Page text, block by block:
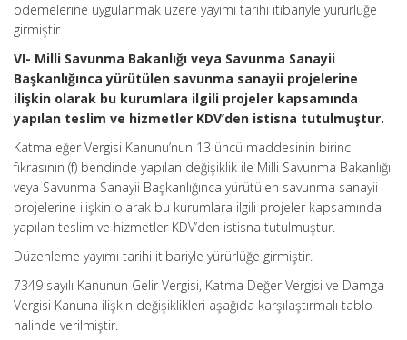
ödemelerine uygulanmak üzere yayımı tarihi itibariyle yürürlüğe
girmiştir.
VI- Milli Savunma Bakanlığı veya Savunma Sanayii
Başkanlığınca yürütülen savunma sanayii projelerine
ilişkin olarak bu kurumlara ilgili projeler kapsamında
yapılan teslim ve hizmetler KDV’den istisna tutulmuştur.
Katma eğer Vergisi Kanunu’nun 13 üncü maddesinin birinci
fıkrasının (f) bendinde yapılan değişiklik ile Milli Savunma Bakanlığı
veya Savunma Sanayii Başkanlığınca yürütülen savunma sanayii
projelerine ilişkin olarak bu kurumlara ilgili projeler kapsamında
yapılan teslim ve hizmetler KDV’den istisna tutulmuştur.
Düzenleme yayımı tarihi itibariyle yürürlüğe girmiştir.
7349 sayılı Kanunun Gelir Vergisi, Katma Değer Vergisi ve Damga
Vergisi Kanuna ilişkin değişiklikleri aşağıda karşılaştırmalı tablo
halinde verilmiştir.